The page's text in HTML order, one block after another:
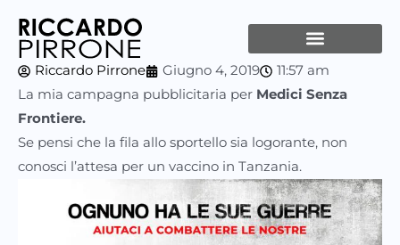
contenuto
Riccardo Pirrone Giugno 4, 2019
11:57 am
La mia campagna pubblicitaria per Medici Senza
Frontiere.
Se pensi che la fila allo sportello sia logorante, non
conosci l’attesa per un vaccino in Tanzania.